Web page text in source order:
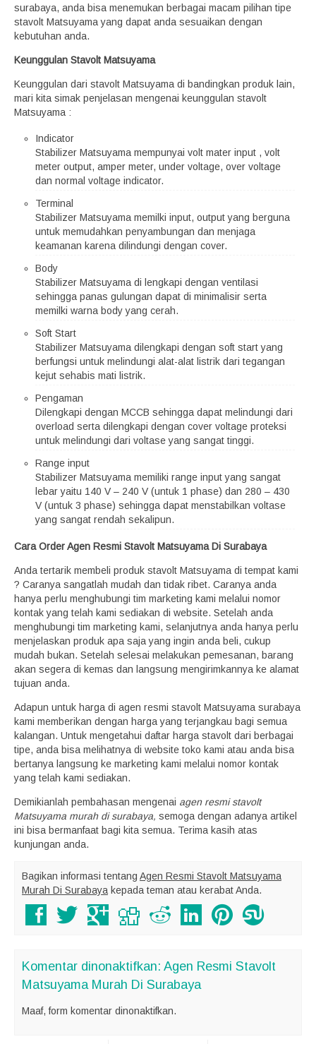
surabaya, anda bisa menemukan berbagai macam pilihan tipe
stavolt Matsuyama yang dapat anda sesuaikan dengan
kebutuhan anda.
Keunggulan Stavolt Matsuyama
Keunggulan dari stavolt Matsuyama di bandingkan produk lain,
mari kita simak penjelasan mengenai keunggulan stavolt
Matsuyama :
Indicator
Stabilizer Matsuyama mempunyai volt mater input , volt
meter output, amper meter, under voltage, over voltage
dan normal voltage indicator.
Terminal
Stabilizer Matsuyama memilki input, output yang berguna
untuk memudahkan penyambungan dan menjaga
keamanan karena dilindungi dengan cover.
Body
Stabilizer Matsuyama di lengkapi dengan ventilasi
sehingga panas gulungan dapat di minimalisir serta
memilki warna body yang cerah.
Soft Start
Stabilizer Matsuyama dilengkapi dengan soft start yang
berfungsi untuk melindungi alat-alat listrik dari tegangan
kejut sehabis mati listrik.
Pengaman
Dilengkapi dengan MCCB sehingga dapat melindungi dari
overload serta dilengkapi dengan cover voltage proteksi
untuk melindungi dari voltase yang sangat tinggi.
Range input
Stabilizer Matsuyama memiliki range input yang sangat
lebar yaitu 140 V – 240 V (untuk 1 phase) dan 280 – 430
V (untuk 3 phase) sehingga dapat menstabilkan voltase
yang sangat rendah sekalipun.
Cara Order Agen Resmi Stavolt Matsuyama Di Surabaya
Anda tertarik membeli produk stavolt Matsuyama di tempat kami
? Caranya sangatlah mudah dan tidak ribet. Caranya anda
hanya perlu menghubungi tim marketing kami melalui nomor
kontak yang telah kami sediakan di website. Setelah anda
menghubungi tim marketing kami, selanjutnya anda hanya perlu
menjelaskan produk apa saja yang ingin anda beli, cukup
mudah bukan. Setelah selesai melakukan pemesanan, barang
akan segera di kemas dan langsung mengirimkannya ke alamat
tujuan anda.
Adapun untuk harga di agen resmi stavolt Matsuyama surabaya
kami memberikan dengan harga yang terjangkau bagi semua
kalangan. Untuk mengetahui daftar harga stavolt dari berbagai
tipe, anda bisa melihatnya di website toko kami atau anda bisa
bertanya langsung ke marketing kami melalui nomor kontak
yang telah kami sediakan.
Demikianlah pembahasan mengenai agen resmi stavolt
Matsuyama murah di surabaya, semoga dengan adanya artikel
ini bisa bermanfaat bagi kita semua. Terima kasih atas
kunjungan anda.
Bagikan informasi tentang Agen Resmi Stavolt Matsuyama
Murah Di Surabaya kepada teman atau kerabat Anda.
Komentar dinonaktifkan: Agen Resmi Stavolt
Matsuyama Murah Di Surabaya
Maaf, form komentar dinonaktifkan.